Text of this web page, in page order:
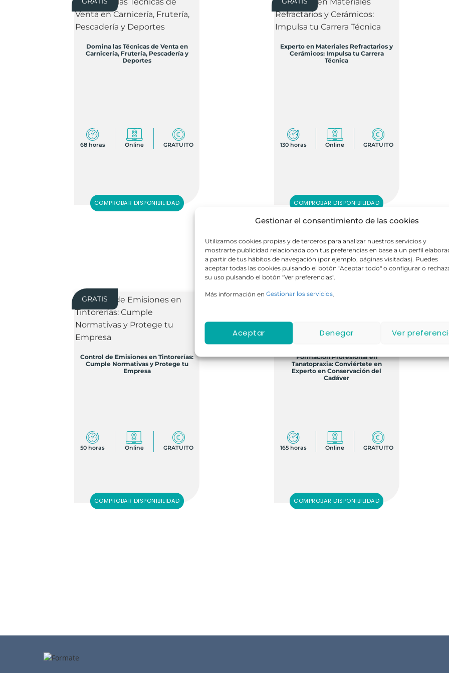
Gestionar el consentimiento de las cookies
Utilizamos cookies propias y de terceros para analizar nuestros servicios y
mostrarte publicidad relacionada con tus preferencias en base a un perfil
a partir de tus hábitos de navegación (por ejemplo, páginas visitadas). Puedes
aceptar todas las cookies pulsando el botón "Aceptar todo" o configurar o
su uso pulsando el botón "Ver preferencias".
Más información en Gestionar los servicios.
Aceptar Denegar Ver
Domina las Técnicas de Venta en
Carnicería, Frutería, Pescadería y
Deportes
68 horas Online GRATUITO
COMPROBAR DISPONIBILIDAD
Experto en Materiales Refractarios y
Cerámicos: Impulsa tu Carrera
Técnica
130 horas Online GRATUITO
COMPROBAR DISPONIBILIDAD
GRATIS
Control de Emisiones en Tintorerías:
Cumple Normativas y Protege tu
Empresa
50 horas Online GRATUITO
COMPROBAR DISPONIBILIDAD
GRATIS
Formación Profesional en
Tanatopraxia: Conviértete en
Experto en Conservación del
Cadáver
165 horas Online GRATUITO
COMPROBAR DISPONIBILIDAD